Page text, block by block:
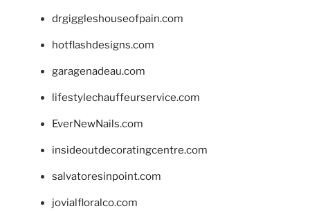
drgiggleshouseofpain.com
hotflashdesigns.com
garagenadeau.com
lifestylechauffeurservice.com
EverNewNails.com
insideoutdecoratingcentre.com
salvatoresinpoint.com
jovialfloralco.com